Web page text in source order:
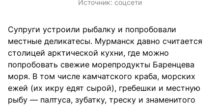
Источник: соцсети
Супруги устроили рыбалку и попробовали
местные деликатесы. Мурманск давно считается
столицей арктической кухни, где можно
попробовать свежие морепродукты Баренцева
моря. В том числе камчатского краба, морских
ежей (их икру едят сырой), гребешки и местную
рыбу — палтуса, зубатку, треску и знаменитого